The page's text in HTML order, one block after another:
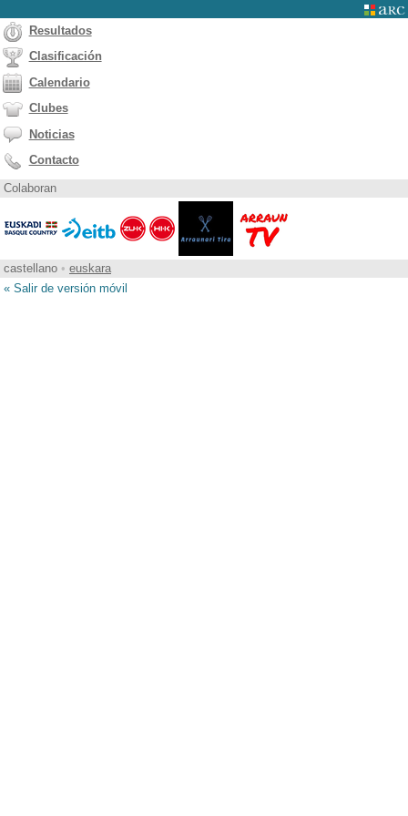
Resultados
Clasificación
Calendario
Clubes
Noticias
Contacto
Colaboran
castellano • euskara
« Salir de versión móvil